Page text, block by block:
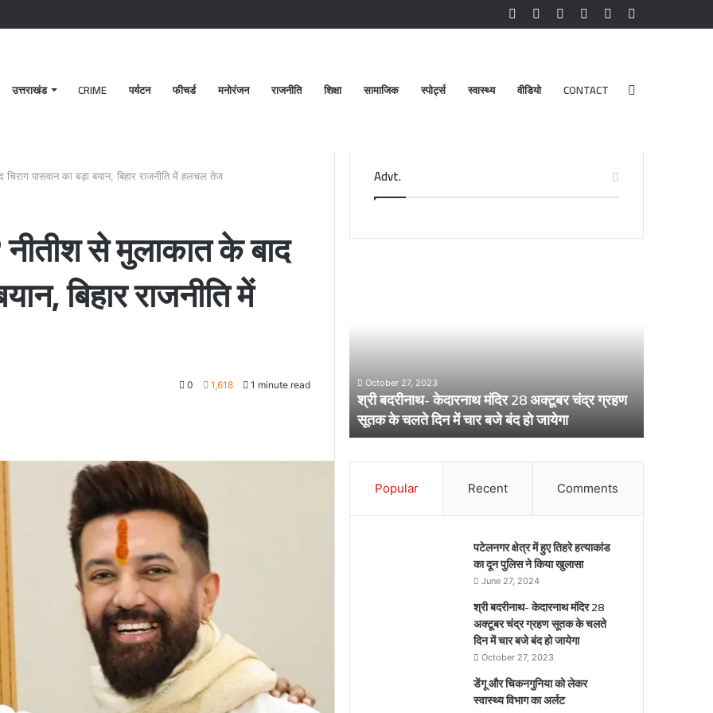
Random
Log
Instagram
YouTube
Facebook
उत्तराखंड CRIME पर्यटन फीचर्ड मनोरंजन राजनीति शिक्षा सामाजिक स्पोर्ट्स स्वास्थ्य वीडियो CONTACT
पासवान का बड़ा बयान, बिहार राजनीति में हलचल तेज
नीतीश से मुलाकात के बाद
बिहार राजनीति में
0 1,618 1 minute read
Advt.
क्षेत्र
में
ग्रहण
सूतक
के
चलते
October 27, 2023
श्री बदरीनाथ- केदारनाथ मंदिर 28 अक्टूबर चंद्र ग्रहण
सूतक के चलते दिन में चार बजे बंद हो जायेगा
Popular Recent Comments
पटेलनगर क्षेत्र में हुए तिहरे हत्याकांड
का दून पुलिस ने किया खुलासा
June 27, 2024
श्री बदरीनाथ- केदारनाथ मंदिर 28
अक्टूबर चंद्र ग्रहण सूतक के चलते
दिन में चार बजे बंद हो जायेगा
October 27, 2023
डेंगू और चिकनगुनिया को लेकर
स्वास्थ्य विभाग का अर्लट